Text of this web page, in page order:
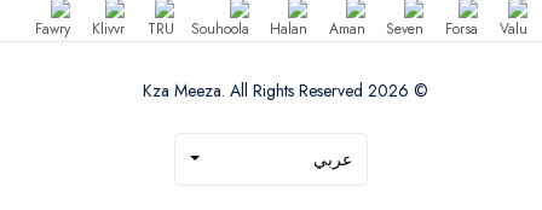
© 2026 Kza Meeza. All Rights Reserved
عربي